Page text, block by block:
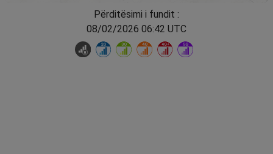
Përditësimi i fundit :
08/02/2026 06:42 UTC